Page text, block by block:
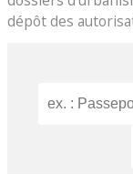
dépôt des